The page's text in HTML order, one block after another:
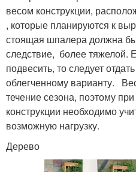
весом конструкции,
, которые планируются к
стоящая шпалера должна
следствие, более тяжелой.
подвесить, то следует
облегченному варианту.
течение сезона, поэтому
конструкции необходимо
возможную нагрузку.
Дерево